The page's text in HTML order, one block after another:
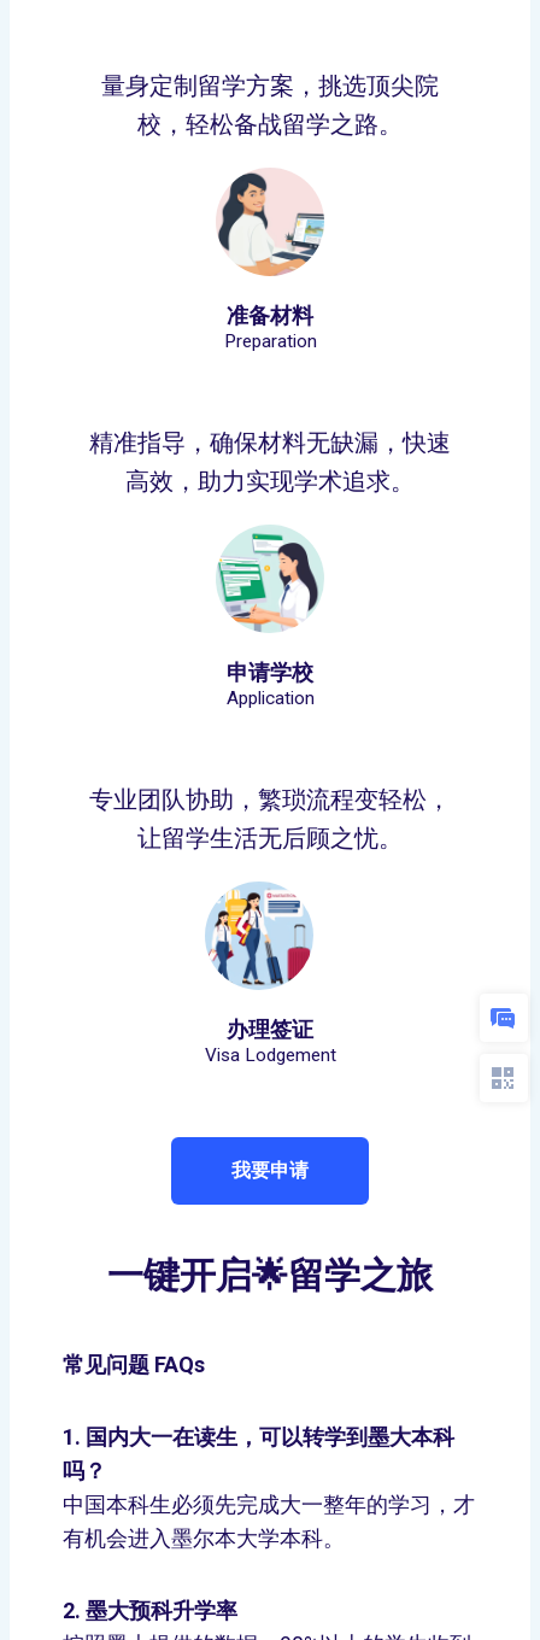
量身定制留学方案，挑选顶尖院
校，轻松备战留学之路。
准备材料
Preparation
精准指导，确保材料无缺漏，快速
高效，助力实现学术追求。
申请学校
Application
专业团队协助，繁琐流程变轻松，
让留学生活无后顾之忧。
办理签证
Visa Lodgement
我要申请
一键开启🌟留学之旅
常见问题 FAQs
1. 国内大一在读生，可以转学到墨大本科
吗？
中国本科生必须先完成大一整年的学习，才
有机会进入墨尔本大学本科。
2. 墨大预科升学率